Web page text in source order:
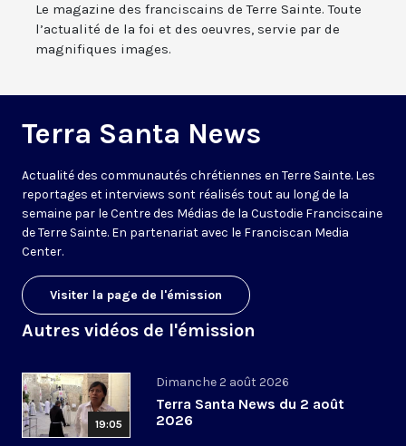
Le magazine des franciscains de Terre Sainte. Toute
l’actualité de la foi et des oeuvres, servie par de
magnifiques images.
Terra Santa News
Actualité des communautés chrétiennes en Terre Sainte. Les
reportages et interviews sont réalisés tout au long de la
semaine par le Centre des Médias de la Custodie Franciscaine
de Terre Sainte. En partenariat avec le Franciscan Media
Center.
Visiter la page de l'émission
Autres vidéos de l'émission
19:05
Dimanche 2 août 2026
Terra Santa News du 2 août
2026